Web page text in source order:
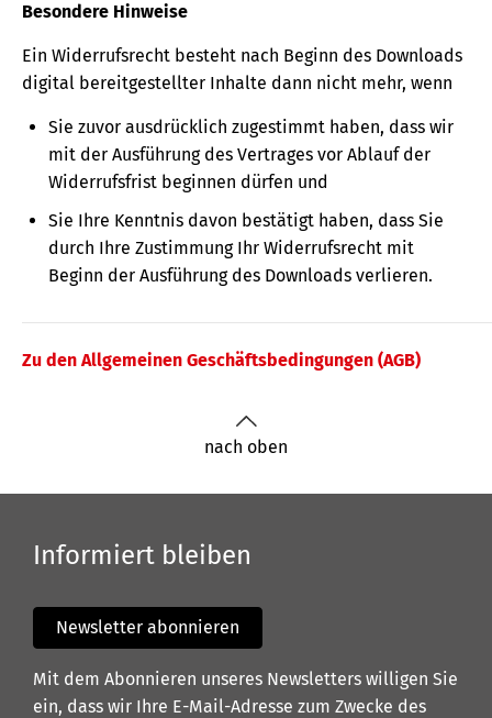
Besondere Hinweise
Ein Widerrufsrecht besteht nach Beginn des Downloads
digital bereitgestellter Inhalte dann nicht mehr, wenn
Sie zuvor ausdrücklich zugestimmt haben, dass wir
mit der Ausführung des Vertrages vor Ablauf der
Widerrufsfrist beginnen dürfen und
Sie Ihre Kenntnis davon bestätigt haben, dass Sie
durch Ihre Zustimmung Ihr Widerrufsrecht mit
Beginn der Ausführung des Downloads verlieren.
Zu den Allgemeinen Geschäftsbedingungen (AGB)
nach oben
Informiert bleiben
Newsletter abonnieren
Mit dem Abonnieren unseres Newsletters willigen Sie
ein, dass wir Ihre E-Mail-Adresse zum Zwecke des